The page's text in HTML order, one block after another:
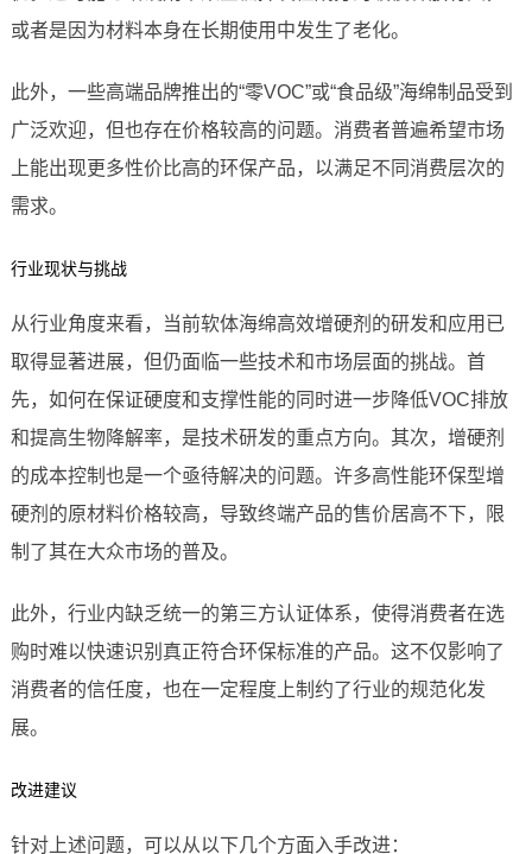
或者是因为材料本身在长期使用中发生了老化。
此外，一些高端品牌推出的“零VOC”或“食品级”海绵制品受到
广泛欢迎，但也存在价格较高的问题。消费者普遍希望市场
上能出现更多性价比高的环保产品，以满足不同消费层次的
需求。
行业现状与挑战
从行业角度来看，当前软体海绵高效增硬剂的研发和应用已
取得显著进展，但仍面临一些技术和市场层面的挑战。首
先，如何在保证硬度和支撑性能的同时进一步降低VOC排放
和提高生物降解率，是技术研发的重点方向。其次，增硬剂
的成本控制也是一个亟待解决的问题。许多高性能环保型增
硬剂的原材料价格较高，导致终端产品的售价居高不下，限
制了其在大众市场的普及。
此外，行业内缺乏统一的第三方认证体系，使得消费者在选
购时难以快速识别真正符合环保标准的产品。这不仅影响了
消费者的信任度，也在一定程度上制约了行业的规范化发
展。
改进建议
针对上述问题，可以从以下几个方面入手改进：